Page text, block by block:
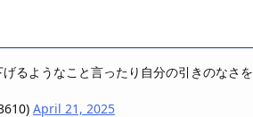
るようなこと言ったり自分の引きのなさ
April 21, 2025